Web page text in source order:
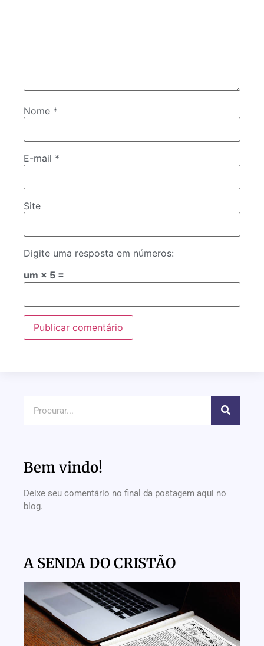
Nome *
E-mail *
Site
Digite uma resposta em números:
um × 5 =
Bem vindo!
Deixe seu comentário no final da postagem aqui no
blog.
A SENDA DO CRISTÃO